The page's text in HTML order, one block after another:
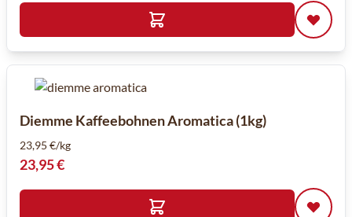
Diemme Kaffeebohnen Aromatica (1kg)
23,95 €/kg
23,95 €